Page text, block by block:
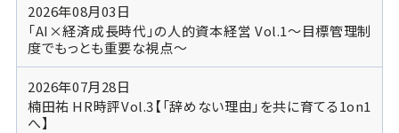
2026年08月03日
「AI×経済成長時代」の人的資本経営 Vol.1～目標管理制
度でもっとも重要な視点～
2026年07月28日
楠田祐 HR時評Vol.3【「辞めない理由」を共に育てる1on1
へ】